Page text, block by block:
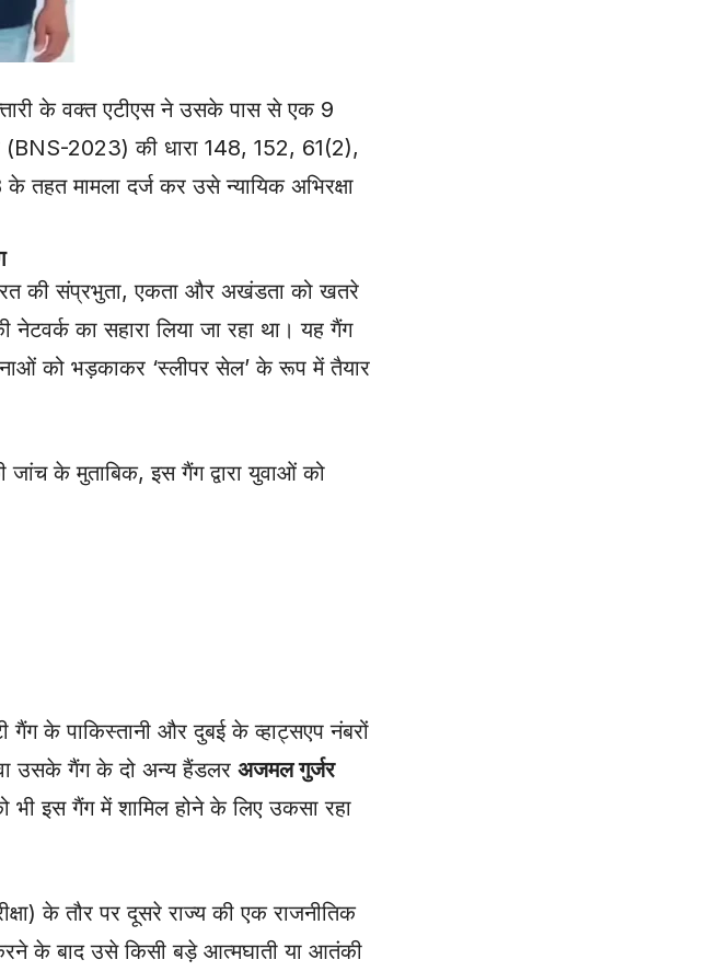
के वक्त एटीएस ने उसके पास से एक 9
(BNS-2023) की धारा 148, 152, 61(2),
तहत मामला दर्ज कर उसे न्यायिक अभिरक्षा
की संप्रभुता, एकता और अखंडता को खतरे
का सहारा लिया जा रहा था। यह गैंग
को भड़काकर ‘स्लीपर सेल’ के रूप में तैयार
के मुताबिक, इस गैंग द्वारा युवाओं को
गैंग के पाकिस्तानी और दुबई के व्हाट्सएप नंबरों
उसके गैंग के दो अन्य हैंडलर अजमल गुर्जर
इस गैंग में शामिल होने के लिए उकसा रहा
के तौर पर दूसरे राज्य की एक राजनीतिक
के बाद उसे किसी बड़े आत्मघाती या आतंकी